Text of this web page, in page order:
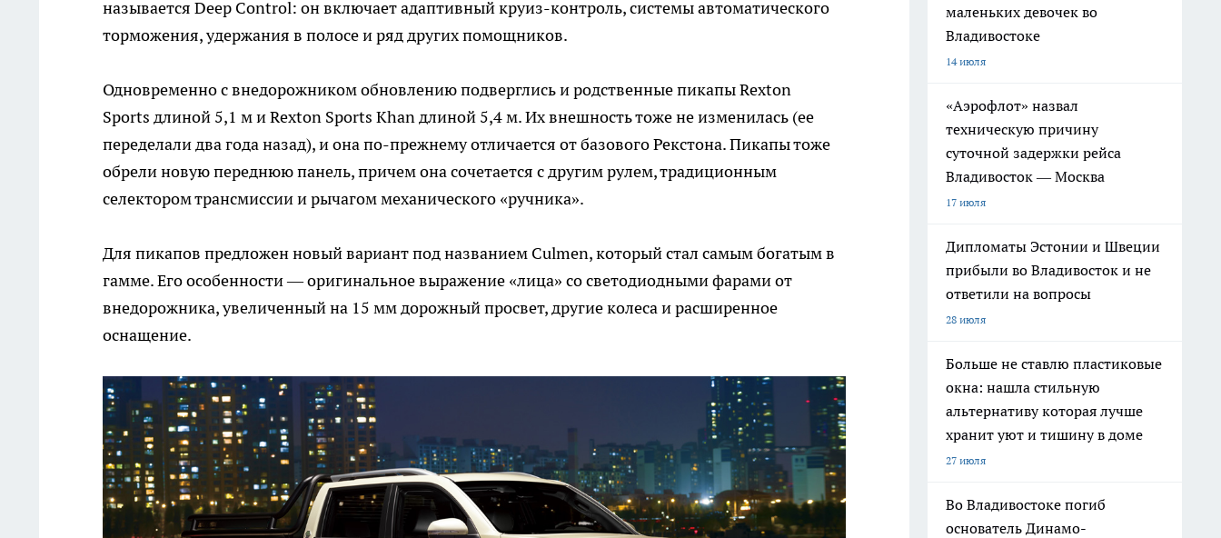
называется Deep Control: он включает адаптивный круиз-контроль, системы автоматического
торможения, удержания в полосе и ряд других помощников.
Одновременно с внедорожником обновлению подверглись и родственные пикапы Rexton
Sports длиной 5,1 м и Rexton Sports Khan длиной 5,4 м. Их внешность тоже не изменилась (ее
переделали два года назад), и она по-прежнему отличается от базового Рекстона. Пикапы тоже
обрели новую переднюю панель, причем она сочетается с другим рулем, традиционным
селектором трансмиссии и рычагом механического «ручника».
Для пикапов предложен новый вариант под названием Culmen, который стал самым богатым в
гамме. Его особенности — оригинальное выражение «лица» со светодиодными фарами от
внедорожника, увеличенный на 15 мм дорожный просвет, другие колеса и расширенное
оснащение.
маленьких девочек во
Владивостоке
14 июля
«Аэрофлот» назвал
техническую причину
суточной задержки рейса
Владивосток — Москва
17 июля
Дипломаты Эстонии и Швеции
прибыли во Владивосток и не
ответили на вопросы
28 июля
Больше не ставлю пластиковые
окна: нашла стильную
альтернативу которая лучше
хранит уют и тишину в доме
27 июля
Во Владивостоке погиб
основатель Динамо-